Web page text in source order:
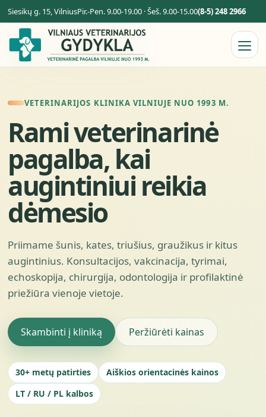
Siesikų g. 15, VilniusPir.-Pen. 9.00-19.00 · Šeš. 9.00-15.00(8-5) 248 2966
VETERINARIJOS KLINIKA VILNIUJE NUO 1993 M.
Rami veterinarinė
pagalba, kai
augintiniui reikia
dėmesio
Priimame šunis, kates, triušius, graužikus ir kitus
augintinius. Konsultacijos, vakcinacija, tyrimai,
echoskopija, chirurgija, odontologija ir profilaktinė
priežiūra vienoje vietoje.
Skambinti į kliniką Peržiūrėti kainas
30+ metų patirties
Aiškios orientacinės kainos
LT / RU / PL kalbos